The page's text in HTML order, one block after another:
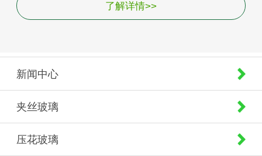
了解详情>>
新闻中心
夹丝玻璃
压花玻璃